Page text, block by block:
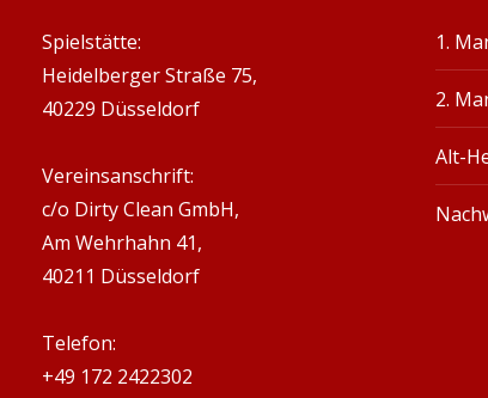
Spielstätte:
Heidelberger Straße 75,
40229 Düsseldorf
Vereinsanschrift:
c/o Dirty Clean GmbH,
Am Wehrhahn 41,
40211 Düsseldorf
Telefon:
+49 172 2422302
1.
2.
Alt-